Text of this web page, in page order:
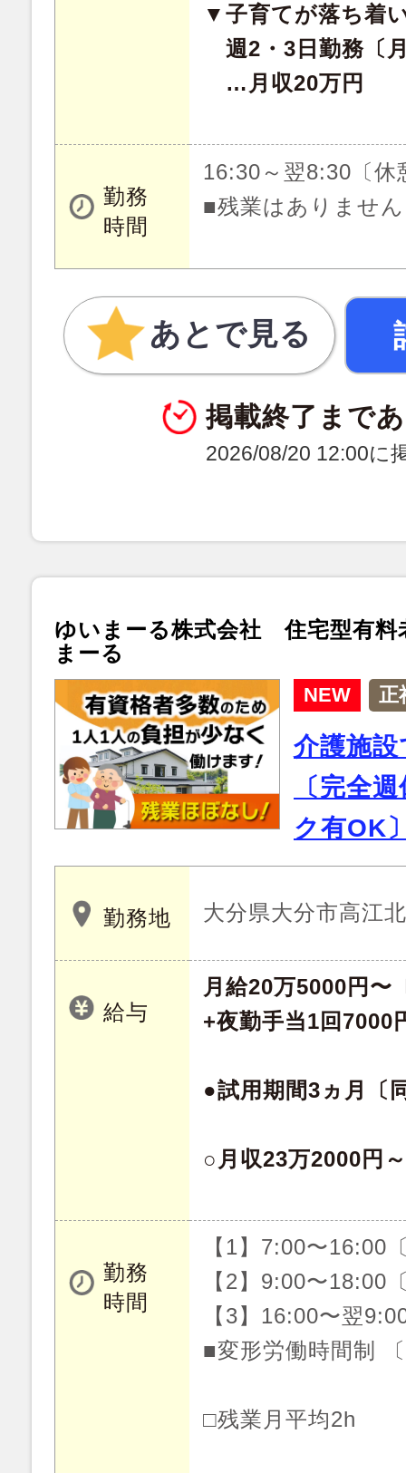
▼子育てが落ち着
週2・3日勤務〔
…月収20万円
勤務
時間
16:30～翌8:30〔休
■残業はありませ
あとで見る
掲載終了まで
2026/08/20 12:00に
ゆいまーる株式会社 住宅型有料
まーる
NEW 正
介護施
〔完全
ク有OK
勤務地 大分県大分市高江
給与
月給20万5000円〜
+夜勤手当1回7000
●試用期間3ヵ月〔
○月収23万2000円
勤務
時間
【1】7:00〜16:00
【2】9:00〜18:00
【3】16:00〜翌
■変形労働時間制
□残業月平均2h